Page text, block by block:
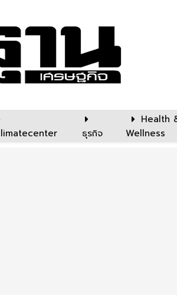
ธุรกิจ
Health
Wellness